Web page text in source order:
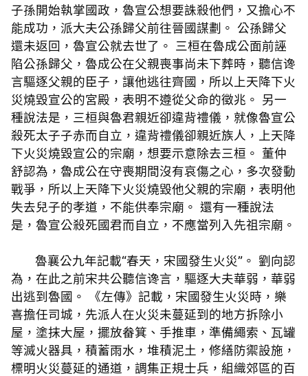
子孫開始執掌國政，魯宣公想要誅殺他們，又擔心不
能成功，派大夫公孫歸父前往晉國謀劃。 公孫歸父
還未返回，魯宣公就去世了。 三桓在魯成公面前誣
陷公孫歸父，魯成公在父親喪事尚未下葬時，聽信谗
言驅逐父親的臣子，讓他逃往齊國，所以上天降下火
災燒毀宣公的宮殿，表明不遵從父命的徵兆。 另一
種說法是，三桓與魯君親近卻違背禮儀，就像魯宣公
殺死太子子赤而自立，違背禮儀卻親近族人，上天降
下火災燒毀宣公的宗廟，想要示意除去三桓。 董仲
舒認為，魯成公在守喪期間沒有哀傷之心，多次發動
戰爭，所以上天降下火災燒毀他父親的宗廟，表明他
失去兒子的孝道，不能供奉宗廟。 還有一種說法
是，魯宣公殺死國君而自立，不應當列入先祖宗廟。
魯襄公九年記載“春天，宋國發生火災”。 劉向認
為，在此之前宋共公聽信谗言，驅逐大夫華弱，華弱
出逃到魯國。 《左傳》記載，宋國發生火災時，樂
喜擔任司城，先派人在火災未蔓延到的地方拆除小
屋，塗抹大屋，擺放畚箕、手推車，準備繩索、瓦罐
等滅火器具，積蓄雨水，堆積泥土，修繕防禦設施，
標明火災蔓延的通道，調集正規士兵，組織郊區的百